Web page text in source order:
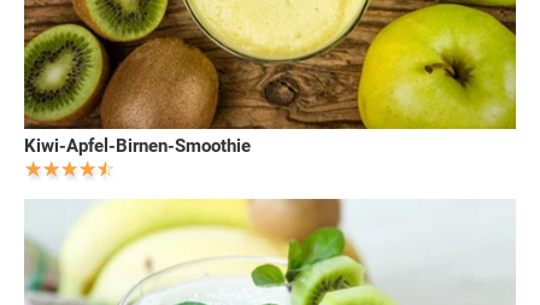
Kiwi-Apfel-Birnen-Smoothie